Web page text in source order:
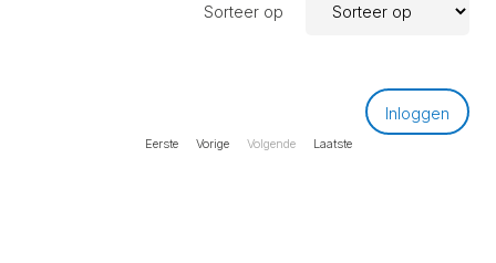
Sorteer op
Inloggen
Eerste Vorige Volgende Laatste